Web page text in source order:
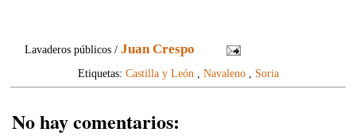
Lavaderos públicos /Juan Crespo
Etiquetas: Castilla y León Navaleno, Soria
No hay comentarios: